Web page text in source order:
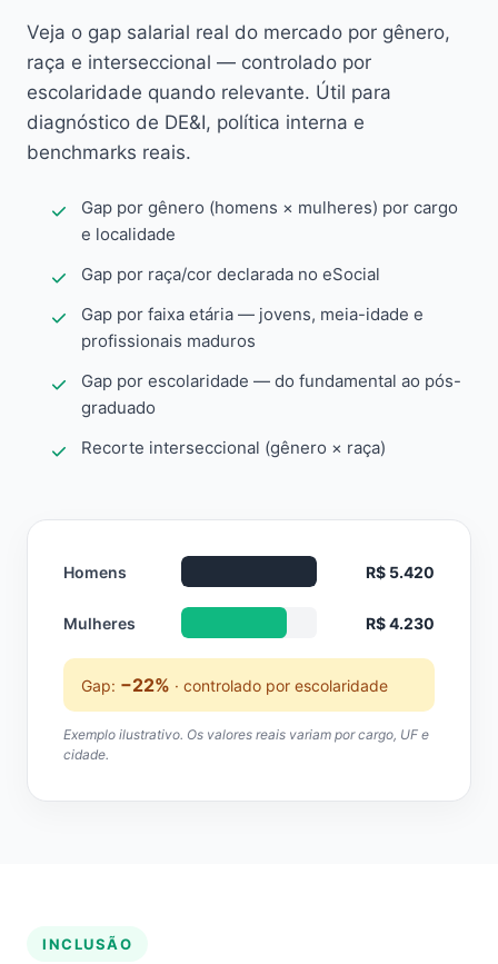
Veja o gap salarial real do mercado por gênero,
raça e interseccional — controlado por
escolaridade quando relevante. Útil para
diagnóstico de DE&I, política interna e
benchmarks reais.
Gap por gênero (homens × mulheres) por cargo
e localidade
Gap por raça/cor declarada no eSocial
Gap por faixa etária — jovens, meia-idade e
profissionais maduros
Gap por escolaridade — do fundamental ao pós-
graduado
Recorte interseccional (gênero × raça)
Homens R$ 5.420
Mulheres R$ 4.230
Gap: −22% · controlado por escolaridade
Exemplo ilustrativo. Os valores reais variam por cargo, UF e
cidade.
INCLUSÃO